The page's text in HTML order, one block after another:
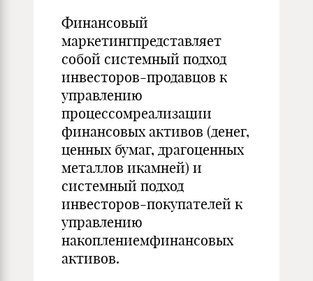
Финансовый
маркетингпредставляет
собой системный подход
инвесторов-продавцов к
управлению
процессомреализации
финансовых активов (денег,
ценных бумаг, драгоценных
металлов икамней) и
системный подход
инвесторов-покупателей к
управлению
накоплениемфинансовых
активов.